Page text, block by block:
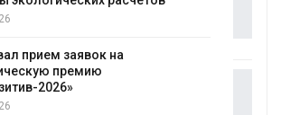
дела о хищении средств на утилизации
строительных отходов
В Мурманске начали испытывать
подземную систему сбора отходов
Авг 5, 2026